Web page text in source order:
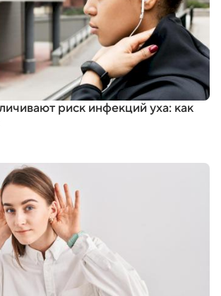
риск инфекций уха: как